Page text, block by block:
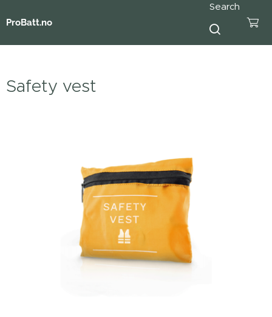
ProBatt.no
Search
Safety vest